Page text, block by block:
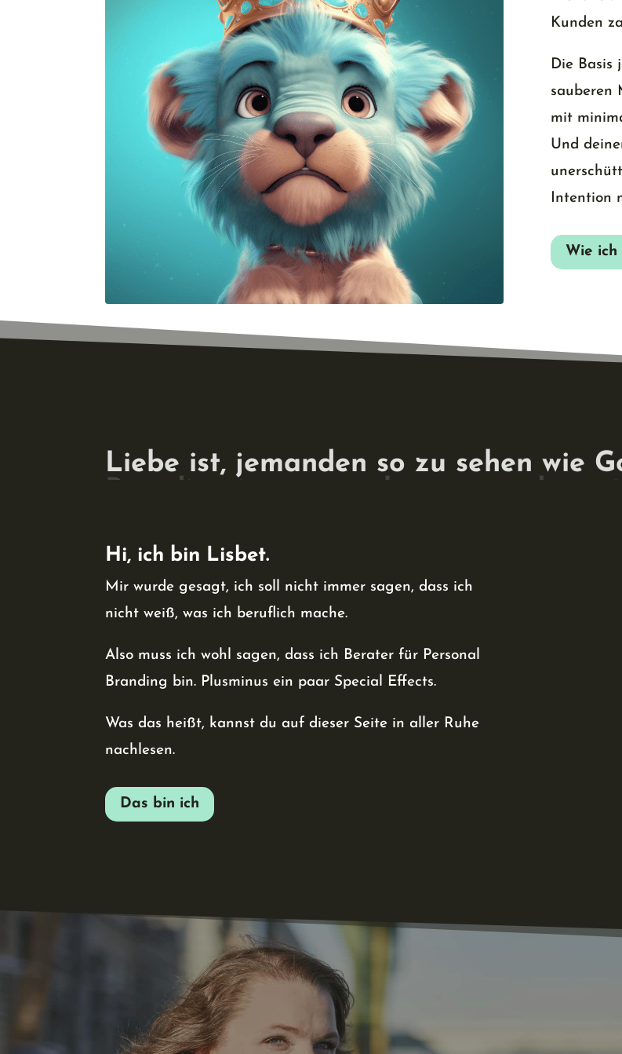
Kunden
Die Basis
sauberen
mit
Und
Intention
Wie
Liebe ist, jemanden so zu sehen wie
Hi, ich bin Lisbet.
Mir wurde gesagt, ich soll nicht immer sagen, dass ich
nicht weiß, was ich beruflich mache.
Also muss ich wohl sagen, dass ich Berater für Personal
Branding bin. Plusminus ein paar Special Effects.
Was das heißt, kannst du auf dieser Seite in aller Ruhe
nachlesen.
Das bin ich